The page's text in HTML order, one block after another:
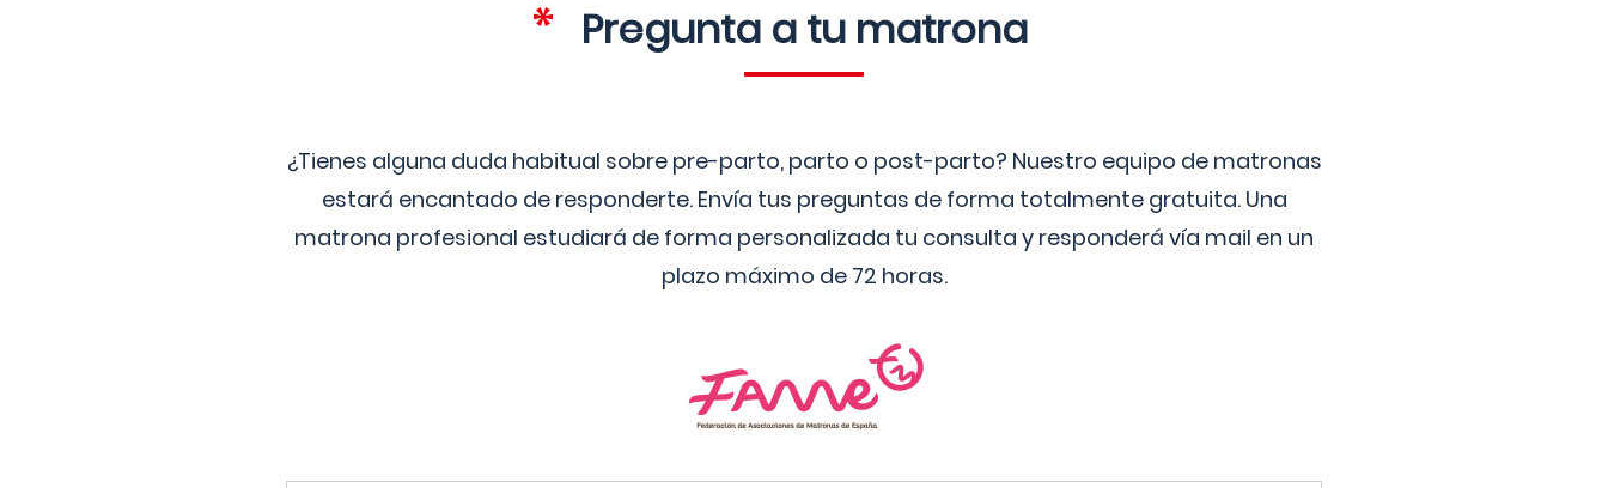
Pregunta a tu matrona
¿Tienes alguna duda habitual sobre pre-parto, parto o post-parto? Nuestro equipo de matronas
estará encantado de responderte. Envía tus preguntas de forma totalmente gratuita. Una
matrona profesional estudiará de forma personalizada tu consulta y responderá vía mail en un
plazo máximo de 72 horas.